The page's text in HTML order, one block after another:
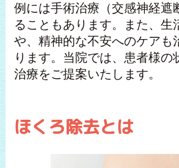
例には手術治療（交感神経遮
ることもあります。また、生
や、精神的な不安へのケアも
ります。当院では、患者様の
治療をご提案いたします。
ほくろ除去とは